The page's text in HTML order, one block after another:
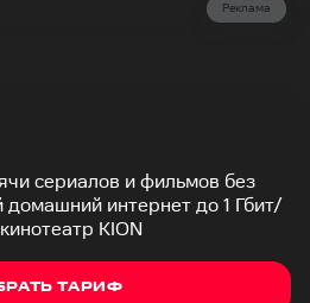
Реклама
сериалов и фильмов без
интернет до 1 Гбит/
KION
ТАРИФ